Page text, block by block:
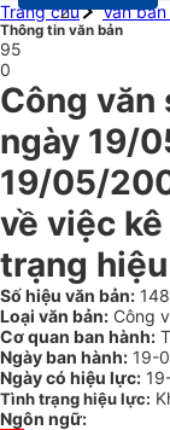
Trang chủ
Văn
Thông tin văn bản
95
0
Công văn
ngày 19/
19/05/
về việc
trạng
Số hiệu văn bản:
Loại văn bản: Công
Cơ quan ban hành:
Ngày ban hành: 19-
Ngày có hiệu lực:
Tình trạng hiệu lực:
Ngôn ngữ: